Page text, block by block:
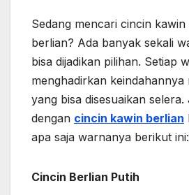
Sedang mencari cincin
berlian? Ada banyak sekali
bisa dijadikan pilihan. Setiap
menghadirkan keindahannya
yang bisa disesuaikan
dengan cincin kawin berlian
apa saja warnanya berikut ini:
Cincin Berlian Putih